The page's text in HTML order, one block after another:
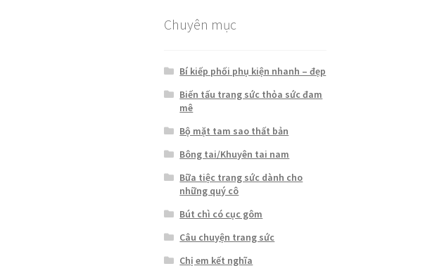
Chuyên mục
Bí kiếp phối phụ kiện nhanh – đẹp
Biến tấu trang sức thỏa sức đam
mê
Bộ mặt tam sao thất bản
Bông tai/Khuyên tai nam
Bữa tiệc trang sức dành cho
những quý cô
Bút chì có cục gôm
Câu chuyện trang sức
Chị em kết nghĩa